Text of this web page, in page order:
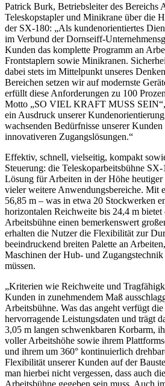
Patrick Burk, Betriebsleiter des Bereichs
Teleskopstapler und Minikrane über die
der SX-180: „Als kundenorientiertes
im Verbund der Dornseiff-
Kunden das komplette Programm an
Frontstaplern sowie Minikranen.
dabei stets im Mittelpunkt unseres
Bereichen setzen wir auf modernste
erfüllt diese Anforderungen zu 100
Motto „SO VIEL KRAFT MUSS
ein Ausdruck unserer
wachsenden Bedürfnisse unserer
innovativeren Zugangslösungen.“
Effektiv, schnell, vielseitig, kompakt
Steuerung: die Teleskoparbeitsbühne
Lösung für Arbeiten in der Höhe heutiger
vieler weitere Anwendungsbereiche. Mit
56,85 m – was in etwa 20 Stockwerken
horizontalen Reichweite bis 24,4 m
Arbeitsbühne einen bemerkenswert
erhalten die Nutzer die Flexibilität zur
beeindruckend breiten Palette an
Maschinen der Hub- und Zugangstechnik
müssen.
„Kriterien wie Reichweite und
Kunden in zunehmendem Maß
Arbeitsbühne. Was das angeht verfügt
hervorragende Leistungsdaten und trägt
3,05 m langen schwenkbaren Korbarm,
voller Arbeitshöhe sowie ihrem
und ihrem um 360° kontinuierlich
Flexibilität unserer Kunden auf der
man hierbei nicht vergessen, dass auch
Arbeitsbühne gegeben sein muss. Auch